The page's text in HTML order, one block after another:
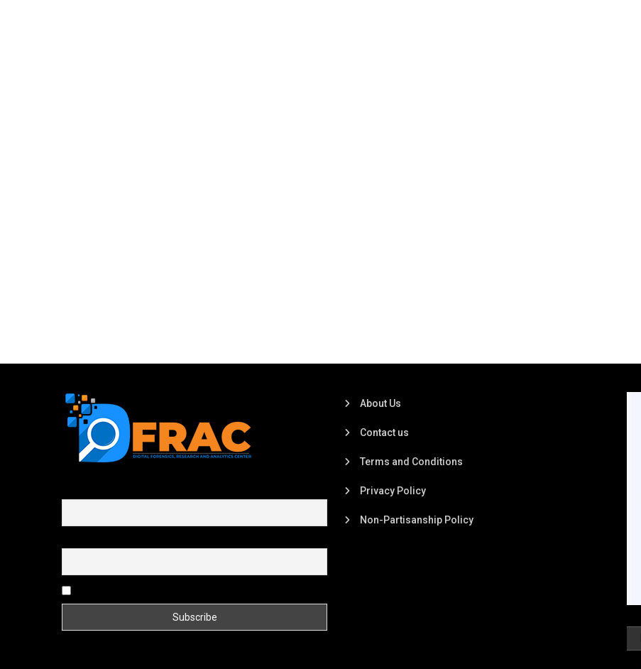
About Us
Contact us
Terms and Conditions
Privacy Policy
Non-Partisanship Policy